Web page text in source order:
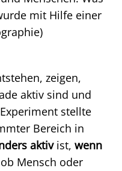
mit Hilfe einer
zeigen,
aktiv sind und
stellte
Bereich in
aktivist, wenn
Mensch oder